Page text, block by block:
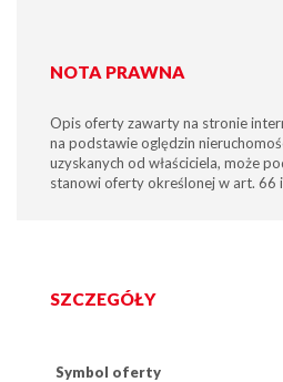
NOTA PRAWNA
Opis oferty zawarty na stronie
na podstawie oględzin
uzyskanych od właściciela, może
stanowi oferty określonej w art. 66
SZCZEGÓŁY
Symbol oferty